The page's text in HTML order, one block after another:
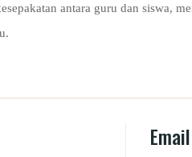
antara guru dan siswa,
Email